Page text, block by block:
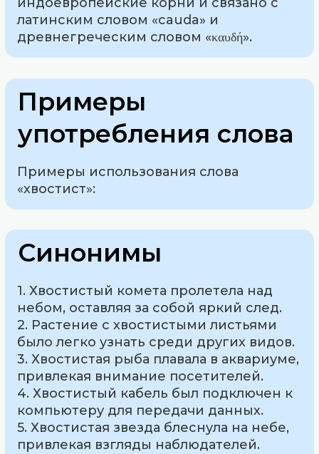
латинским словом «cauda» и
древнегреческим словом «καυδή».
Примеры
употребления слова
Примеры использования слова
«хвостист»:
Синонимы
1. Хвостистый комета пролетела над
небом, оставляя за собой яркий след.
2. Растение с хвостистыми листьями
было легко узнать среди других видов.
3. Хвостистая рыба плавала в аквариуме,
привлекая внимание посетителей.
4. Хвостистый кабель был подключен к
компьютеру для передачи данных.
5. Хвостистая звезда блеснула на небе,
привлекая взгляды наблюдателей.